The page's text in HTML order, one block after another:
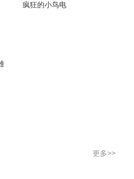
疯狂的小鸟电
更多>>